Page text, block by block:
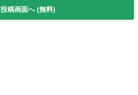
投稿画面へ (無料)